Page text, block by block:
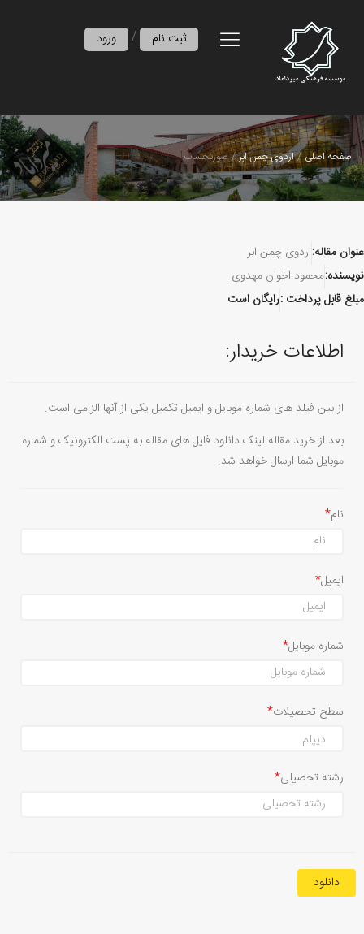
ورود / ثبت نام
صفحه اصلی اردوی چمن ابر صورتحساب
عنوان مقاله:اردوی چمن ابر
نویسنده:محمود اخوان مهدوی
مبلغ قابل پرداخت :رایگان است
اطلاعات خریدار:
از بین فیلد های شماره موبایل و ایمیل تکمیل یکی از آنها الزامی است.
بعد از خرید مقاله لینک دانلود فایل های مقاله به پست الکترونیک و شماره
موبایل شما ارسال خواهد شد.
نام
ایمیل
شماره موبایل
سطح تحصیلات
رشته تحصیلی
دانلود